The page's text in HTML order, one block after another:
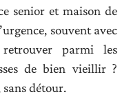
senior et maison de
souvent avec
retrouver parmi les
de bien vieillir ?
détour.